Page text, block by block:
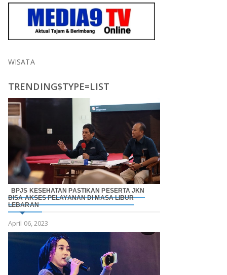
WISATA
TRENDING$TYPE=LIST
BPJS KESEHATAN PASTIKAN PESERTA JKN
BISA AKSES PELAYANAN DI MASA LIBUR
LEBARAN
April 06, 2023